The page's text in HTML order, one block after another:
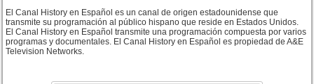
El Canal History en Español es un canal de origen estadounidense que
transmite su programación al público hispano que reside en Estados Unidos.
El Canal History en Español transmite una programación compuesta por varios
programas y documentales. El Canal History en Español es propiedad de A&E
Television Networks.